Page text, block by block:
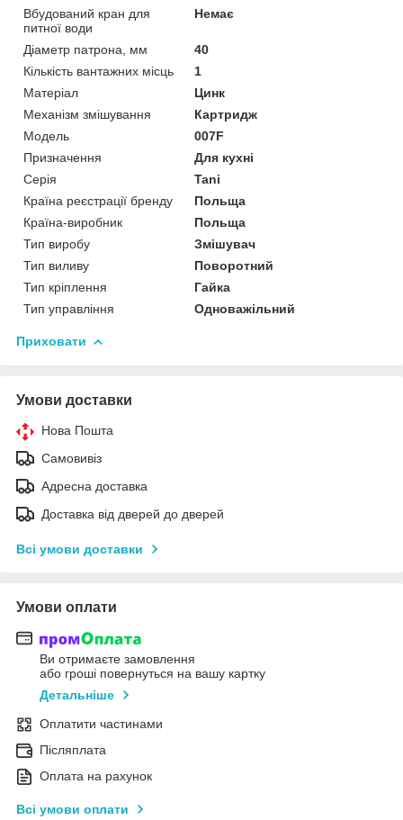
Вбудований кран для
питної води
Немає
Діаметр патрона, мм
40
Кількість вантажних місць
1
Матеріал
Цинк
Механізм змішування
Картридж
Мoдель
007F
Призначення
Для кухні
Серія
Tani
Країна реєстрації бренду
Польща
Країна-виробник
Польща
Тип виробу
Змішувач
Тип виливу
Поворотний
Тип кріплення
Гайка
Тип управління
Одноважільний
Приховати
Умови доставки
Нова Пошта
Самовивіз
Адресна доставка
Доставка від дверей до дверей
Всі умови доставки
Умови оплати
Ви отримаєте замовлення
або гроші повернуться на вашу картку
Детальніше
Оплатити частинами
Післяплата
Оплата на рахунок
Всі умови оплати